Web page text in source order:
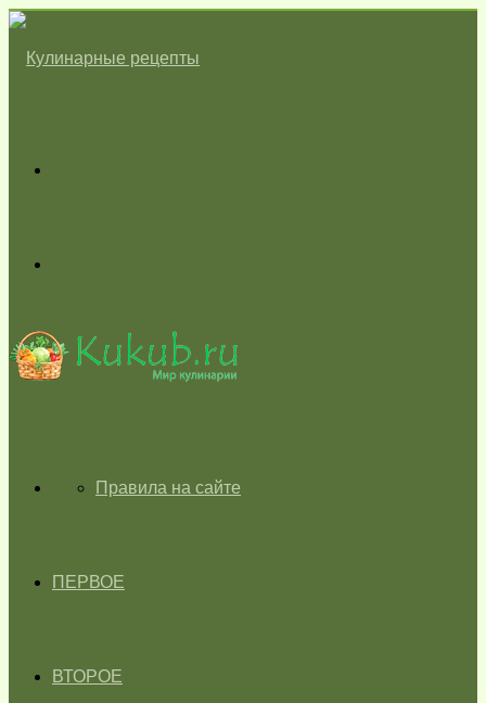
skin
ГЛАВНАЯПравила на сайте
ПЕРВОЕ
ВТОРОЕ